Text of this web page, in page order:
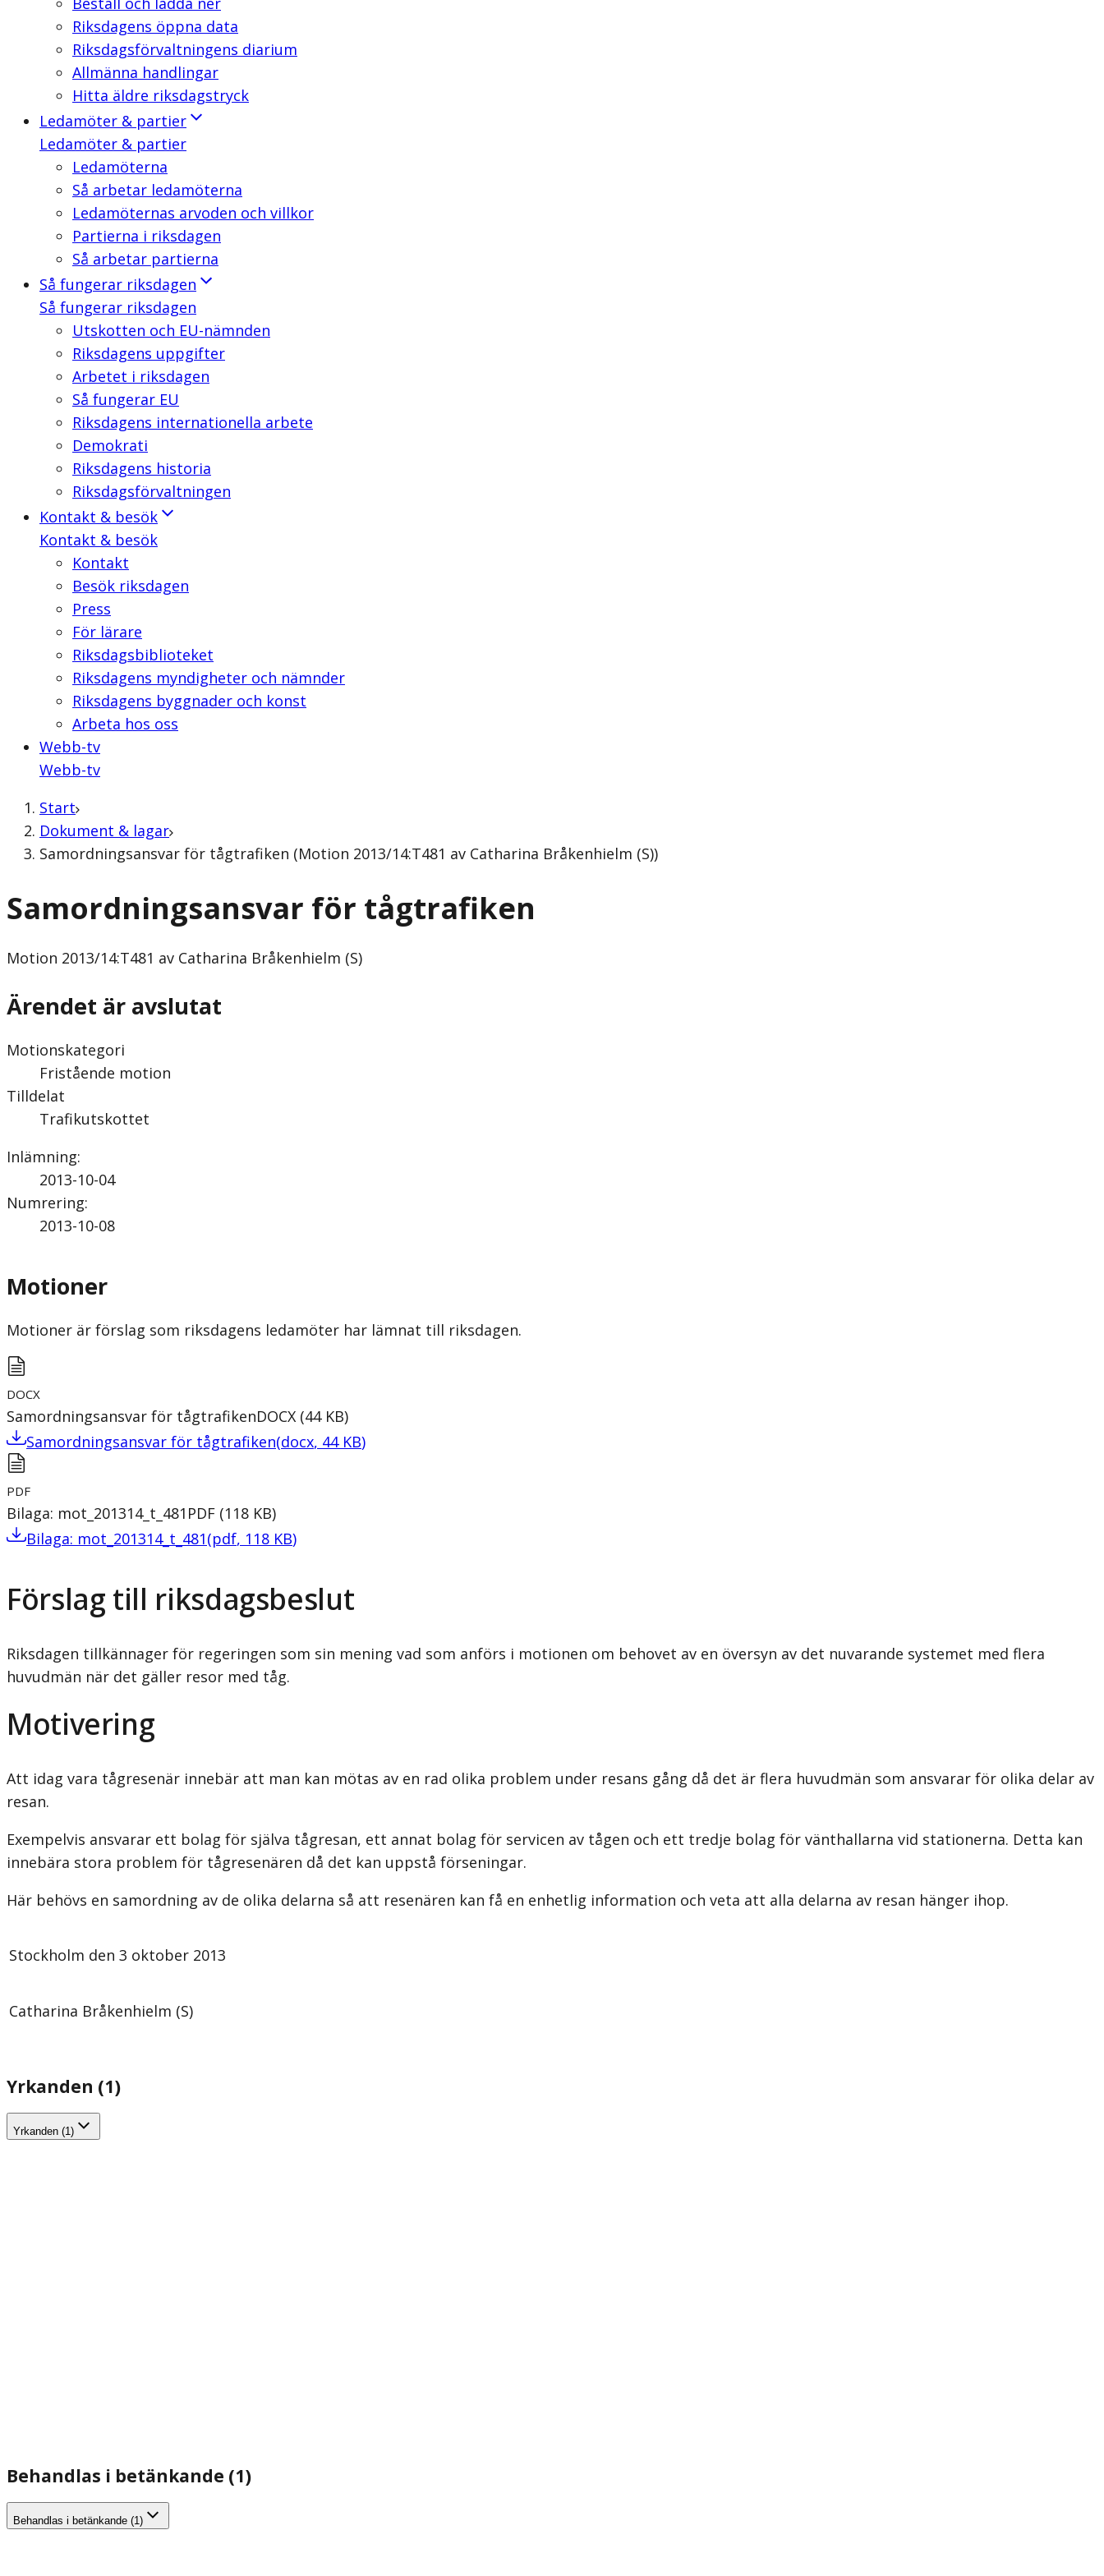
Riksdagens öppna data
Riksdagsförvaltningens diarium
Allmänna handlingar
Hitta äldre riksdagstryck
Ledamöter & partier
Ledamöter & partier
Ledamöterna
Så arbetar ledamöterna
Ledamöternas arvoden och villkor
Partierna i riksdagen
Så arbetar partierna
Så fungerar riksdagen
Så fungerar riksdagen
Utskotten och EU-nämnden
Riksdagens uppgifter
Arbetet i riksdagen
Så fungerar EU
Riksdagens internationella arbete
Demokrati
Riksdagens historia
Riksdagsförvaltningen
Kontakt & besök
Kontakt & besök
Kontakt
Besök riksdagen
Press
För lärare
Riksdagsbiblioteket
Riksdagens myndigheter och nämnder
Riksdagens byggnader och konst
Arbeta hos oss
Webb-tv
Webb-tv
Start
Dokument & lagar
Samordningsansvar för tågtrafiken (Motion 2013/14:T481 av Catharina Bråkenhielm (S))
Samordningsansvar för tågtrafiken
Motion 2013/14:T481 av Catharina Bråkenhielm (S)
Ärendet är avslutat
Motionskategori
Fristående motion
Tilldelat
Trafikutskottet
Inlämning:
2013-10-04
Numrering:
2013-10-08
Motioner
Motioner är förslag som riksdagens ledamöter har lämnat till riksdagen.
DOCX
Samordningsansvar för tågtrafikenDOCX (44 KB)
Samordningsansvar för tågtrafiken(docx, 44 KB)
PDF
Bilaga: mot_201314_t_481 PDF (118 KB)
Bilaga: mot_201314_t_481(pdf, 118 KB)
Förslag till riksdagsbeslut
Riksdagen tillkännager för regeringen som sin mening vad som anförs i motionen om behovet av en översyn av det nuvarande systemet med flera
huvudmän när det gäller resor med tåg.
Motivering
Att idag vara tågresenär innebär att man kan mötas av en rad olika problem under resans gång då det är flera huvudmän som ansvarar för olika delar av
resan.
Exempelvis ansvarar ett bolag för själva tågresan, ett annat bolag för servicen av tågen och ett tredje bolag för vänthallarna vid stationerna. Detta kan
innebära stora problem för tågresenären då det kan uppstå förseningar.
Här behövs en samordning av de olika delarna så att resenären kan få en enhetlig information och veta att alla delarna av resan hänger ihop.
Stockholm den 3 oktober 2013
Catharina Bråkenhielm (S)
Yrkanden (1)
Yrkanden (1)
Behandlas i betänkande (1)
Behandlas i betänkande (1)